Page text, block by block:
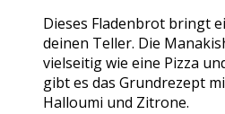
Dieses Fladenbrot bringt
deinen Teller. Die
vielseitig wie eine Pizza
gibt es das Grundrezept
Halloumi und Zitrone.